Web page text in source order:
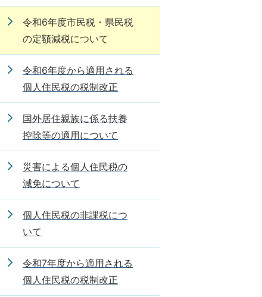
令和6年度市民税・県民税
の定額減税について
令和6年度から適用される
個人住民税の税制改正
国外居住親族に係る扶養
控除等の適用について
災害による個人住民税の
減免について
個人住民税の非課税につ
いて
令和7年度から適用される
個人住民税の税制改正